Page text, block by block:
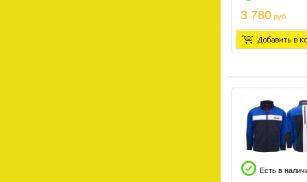
3 780 руб.
Есть в